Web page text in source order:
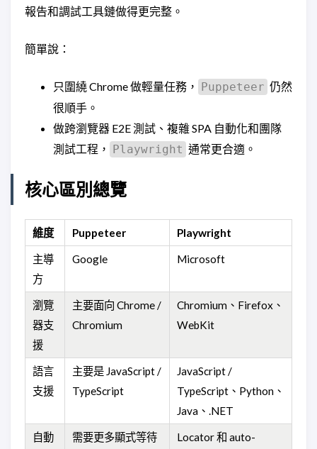
報告和調試工具鏈做得更完整。
簡單說：
只圍繞 Chrome 做輕量任務， Puppeteer 仍然
很順手。
做跨瀏覽器 E2E 測試、複雜 SPA 自動化和團隊
測試工程， Playwright 通常更合適。
核心區別總覽
維度 Puppeteer Playwright
主導
方
Google Microsoft
瀏覽
器支
援
主要面向 Chrome /
Chromium
Chromium、Firefox、
WebKit
語言
支援
主要是 JavaScript /
TypeScript
JavaScript /
TypeScript、Python、
Java、.NET
自動
需要更多顯式等待
Locator 和 auto-